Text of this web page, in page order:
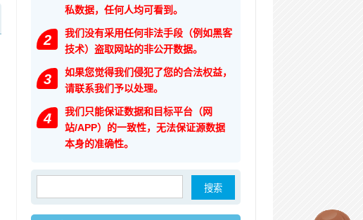
私数据，任何人均可看到。
2
我们没有采用任何非法手段（例如黑客
技术）盗取网站的非公开数据。
3
如果您觉得我们侵犯了您的合法权益，
请联系我们予以处理。
4
我们只能保证数据和目标平台（网
站/APP）的一致性，无法保证源数据
本身的准确性。